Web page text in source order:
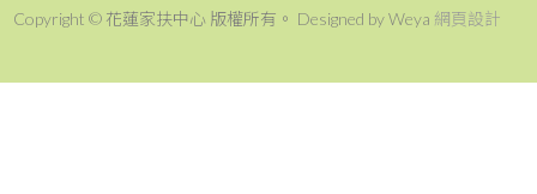
Copyright © 花蓮家扶中心 版權所有。 Designed by Weya 網頁設計